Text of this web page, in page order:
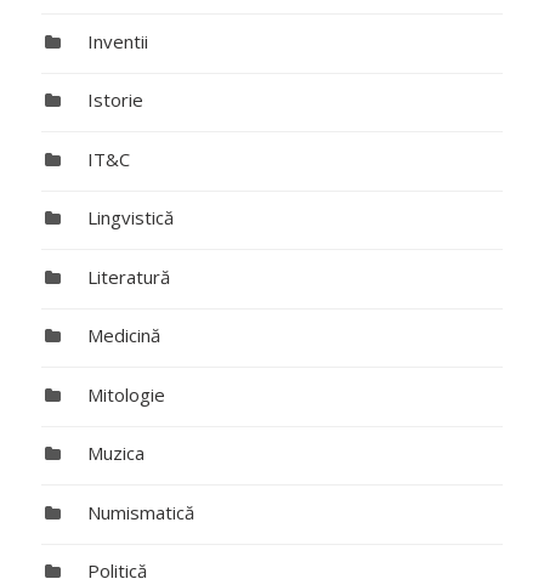
Inventii
Istorie
IT&C
Lingvistică
Literatură
Medicină
Mitologie
Muzica
Numismatică
Politică